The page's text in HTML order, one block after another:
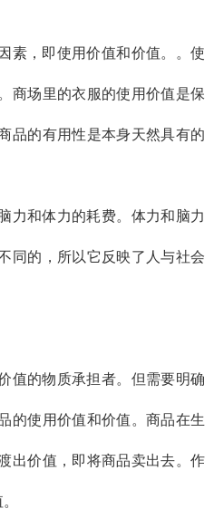
素，即使用价值和价值。。使
商场里的衣服的使用价值是保
品的有用性是本身天然具有的
力和体力的耗费。体力和脑力
同的，所以它反映了人与社会
值的物质承担者。但需要明确
的使用价值和价值。商品在生
出价值，即将商品卖出去。作